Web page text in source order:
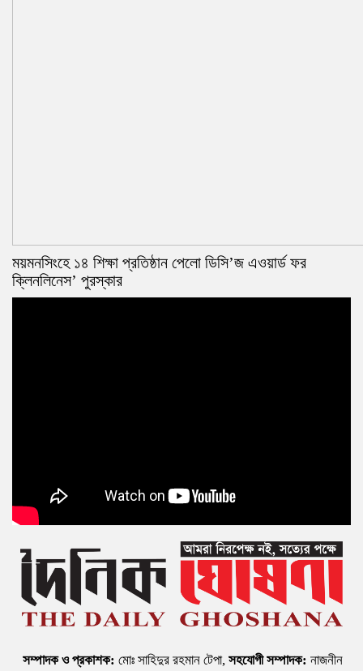
ময়মনসিংহে ১৪ শিক্ষা প্রতিষ্ঠান পেলো ডিসি’জ এওয়ার্ড ফর
ক্লিনলিনেস’ পুরস্কার
সম্পাদক ও প্রকাশক: মোঃ সাহিদুর রহমান টেপা, সহযোগী সম্পাদক: নাজনীন